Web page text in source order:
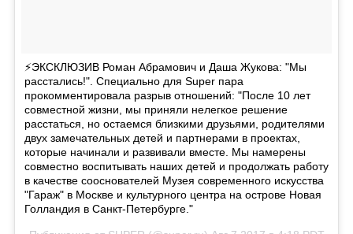
⚡ЭКСКЛЮЗИВ Роман Абрамович и Даша Жукова: "Мы
расстались!". Специально для Super пара
прокомментировала разрыв отношений: "После 10 лет
совместной жизни, мы приняли нелегкое решение
расстаться, но остаемся близкими друзьями, родителями
двух замечательных детей и партнерами в проектах,
которые начинали и развивали вместе. Мы намерены
совместно воспитывать наших детей и продолжать работу
в качестве сооснователей Музея современного искусства
"Гараж" в Москве и культурного центра на острове Новая
Голландия в Санкт-Петербурге."